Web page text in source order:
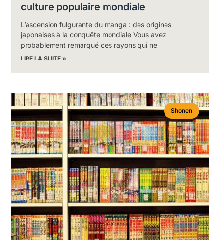
culture populaire mondiale
L’ascension fulgurante du manga : des origines
japonaises à la conquête mondiale Vous avez
probablement remarqué ces rayons qui ne
LIRE LA SUITE »
Shonen